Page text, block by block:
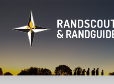
contenu
principal
Main
navigation
Header